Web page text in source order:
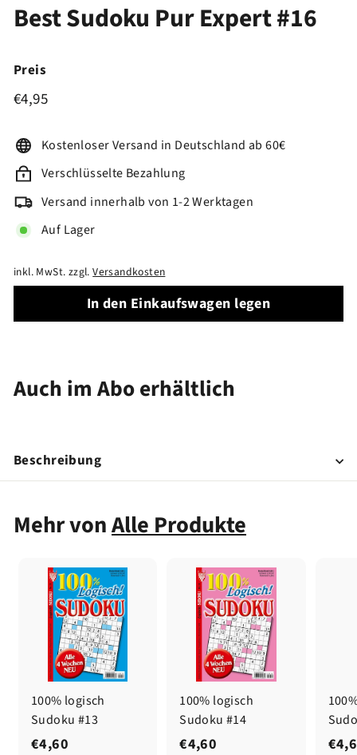
Best Sudoku Pur Expert #16
Preis
Normaler
€4,95€4,95
Kostenloser Versand in Deutschland ab 60€
Verschlüsselte Bezahlung
Versand innerhalb von 1-2 Werktagen
Auf Lager
inkl. MwSt. zzgl.Versandkosten
In den Einkaufswagen legen
Auch im Abo erhältlich
Beschreibung
Mehr vonAlle Produkte
100% logisch
Sudoku #13
€4,60
100% logisch
Sudoku #14
€4,60